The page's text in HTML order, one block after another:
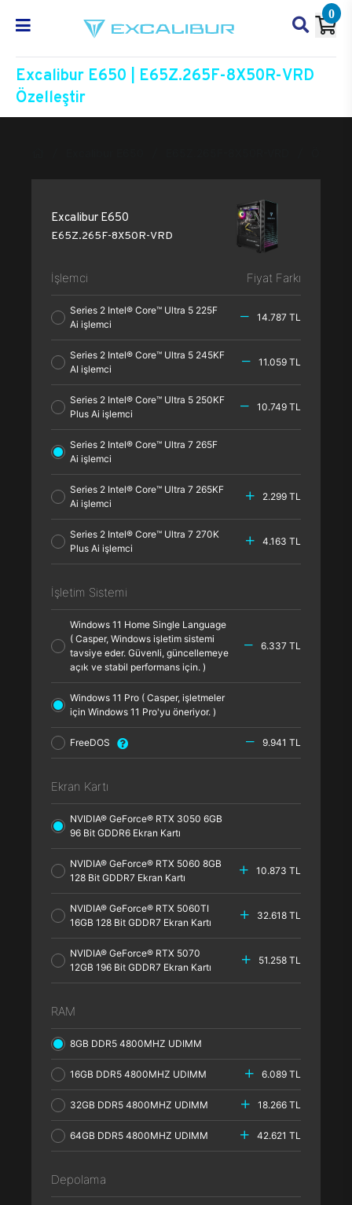
0
Excalibur E650 | E65Z.265F-8X50R-VRD
Özelleştir
Excalibur E650
E65Z.265F-8X50R-VRD
İşlemci Fiyat Farkı
Series 2 Intel® Core™ Ultra 5 225F
Ai işlemci
14.787 TL
Series 2 Intel® Core™ Ultra 5 245KF
AI işlemci
11.059 TL
Series 2 Intel® Core™ Ultra 5 250KF
Plus Ai işlemci
10.749 TL
Series 2 Intel® Core™ Ultra 7 265F
Ai işlemci
Series 2 Intel® Core™ Ultra 7 265KF
Ai işlemci
2.299 TL
Series 2 Intel® Core™ Ultra 7 270K
Plus Ai işlemci
4.163 TL
İşletim Sistemi
Windows 11 Home Single Language
( Casper, Windows işletim sistemi
tavsiye eder. Güvenli, güncellemeye
açık ve stabil performans için. )
6.337 TL
Windows 11 Pro ( Casper, işletmeler
için Windows 11 Pro'yu öneriyor. )
FreeDOS 9.941 TL
Ekran Kartı
NVIDIA® GeForce® RTX 3050 6GB
96 Bit GDDR6 Ekran Kartı
NVIDIA® GeForce® RTX 5060 8GB
128 Bit GDDR7 Ekran Kartı
10.873 TL
NVIDIA® GeForce® RTX 5060TI
16GB 128 Bit GDDR7 Ekran Kartı
32.618 TL
NVIDIA® GeForce® RTX 5070
12GB 196 Bit GDDR7 Ekran Kartı
51.258 TL
RAM
8GB DDR5 4800MHZ UDIMM
16GB DDR5 4800MHZ UDIMM 6.089 TL
32GB DDR5 4800MHZ UDIMM 18.266 TL
64GB DDR5 4800MHZ UDIMM 42.621 TL
Depolama